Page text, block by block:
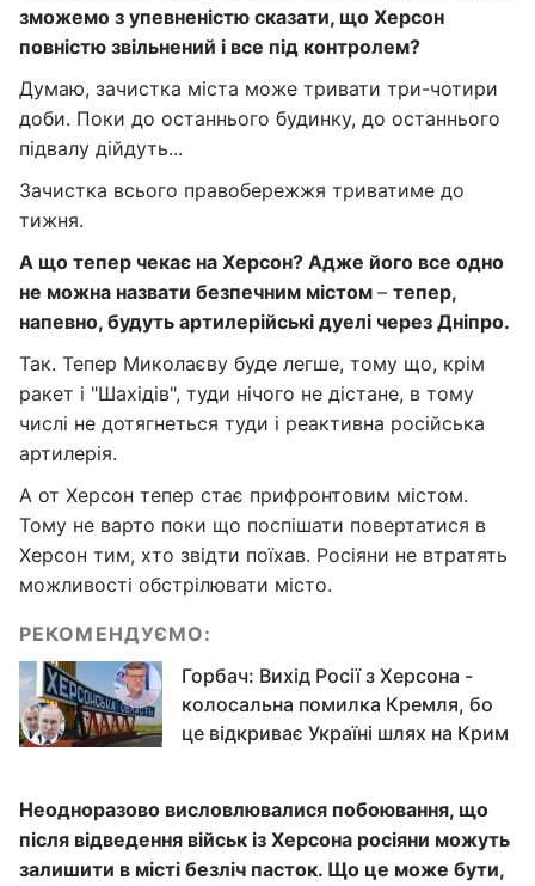
зможемо з упевненістю сказати, що Херсон
повністю звільнений і все під контролем?
Думаю, зачистка міста може тривати три-чотири
доби. Поки до останнього будинку, до останнього
підвалу дійдуть...
Зачистка всього правобережжя триватиме до
тижня.
А що тепер чекає на Херсон? Адже його все одно
не можна назвати безпечним містом – тепер,
напевно, будуть артилерійські дуелі через Дніпро.
Так. Тепер Миколаєву буде легше, тому що, крім
ракет і "Шахідів", туди нічого не дістане, в тому
числі не дотягнеться туди і реактивна російська
артилерія.
А от Херсон тепер стає прифронтовим містом.
Тому не варто поки що поспішати повертатися в
Херсон тим, хто звідти поїхав. Росіяни не втратять
можливості обстрілювати місто.
РЕКОМЕНДУЄМО:
Горбач: Вихід Росії з Херсона -
колосальна помилка Кремля, бо
це відкриває Україні шлях на Крим
Неодноразово висловлювалися побоювання, що
після відведення військ із Херсона росіяни можуть
залишити в місті безліч пасток. Що це може бути,